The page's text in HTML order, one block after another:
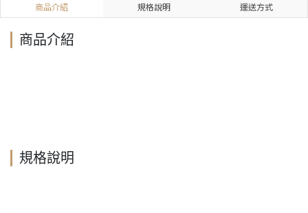
商品介紹 規格說明 運送方式
商品介紹
規格說明